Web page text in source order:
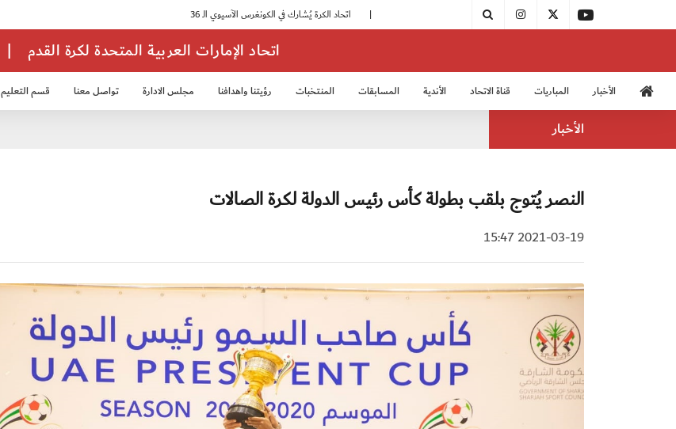
|
| اتحاد الإمارات العربية المتحدة لكرة القدم
الأخبار المباريات قناة الاتحاد الأندية المسابقات المنتخبات رؤيتنا واهدافنا مجلس الادارة تواصل معنا قسم التعليم
الأخبار
النصر يُتوج بلقب بطولة كأس رئيس الدولة لكرة الصالات
2021-03-19 15:47